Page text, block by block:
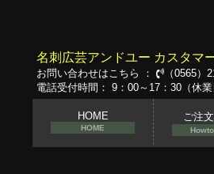
名刺広芸アンドユー カスタマ
お問い合わせはこちら ： （0565
電話受付時間： 9：00～17：30（休業
HOME
HOME
ご注